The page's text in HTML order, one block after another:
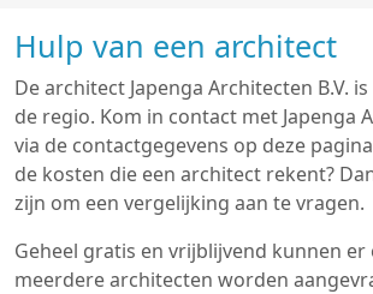
Hulp van een architect
De architect Japenga Architecten B.V.
de regio. Kom in contact met Japenga
via de contactgegevens op deze
de kosten die een architect rekent?
zijn om een vergelijking aan te vragen.
Geheel gratis en vrijblijvend kunnen
meerdere architecten worden